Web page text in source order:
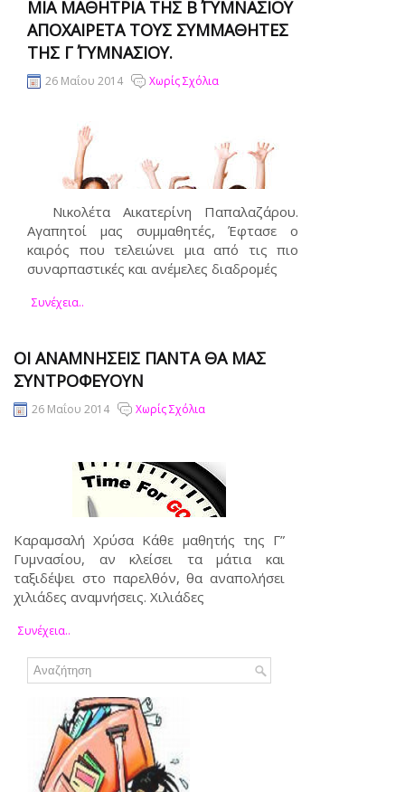
ΜΙΑ ΜΑΘΉΤΡΙΑ ΤΗΣ Β΄ ΓΥΜΝΑΣΊΟΥ
ΑΠΟΧΑΙΡΕΤΆ ΤΟΥΣ ΣΥΜΜΑΘΗΤΈΣ
ΤΗΣ Γ΄ ΓΥΜΝΑΣΊΟΥ.
26 Μαΐου 2014 Χωρίς Σχόλια
Νικολέτα Αικατερίνη Παπαλαζάρου.
Αγαπητοί μας συμμαθητές, Έφτασε ο
καιρός που τελειώνει μια από τις πιο
συναρπαστικές και ανέμελες διαδρομές
Συνέχεια..
ΟΙ ΑΝΑΜΝΉΣΕΙΣ ΠΆΝΤΑ ΘΑ ΜΑΣ
ΣΥΝΤΡΟΦΕΎΟΥΝ
26 Μαΐου 2014 Χωρίς Σχόλια
Καραμσαλή Χρύσα Κάθε μαθητής της Γ”
Γυμνασίου, αν κλείσει τα μάτια και
ταξιδέψει στο παρελθόν, θα αναπολήσει
χιλιάδες αναμνήσεις. Χιλιάδες
Συνέχεια..